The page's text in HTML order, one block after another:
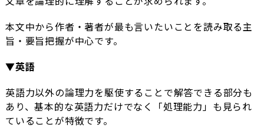
本文中から作者・著者が最も言いたいことを読み取る主
旨・要旨把握が中心です。
▼英語
英語力以外の論理力を駆使することで解答できる部分も
あり、基本的な英語力だけでなく「処理能力」も見られ
ていることが特徴です。